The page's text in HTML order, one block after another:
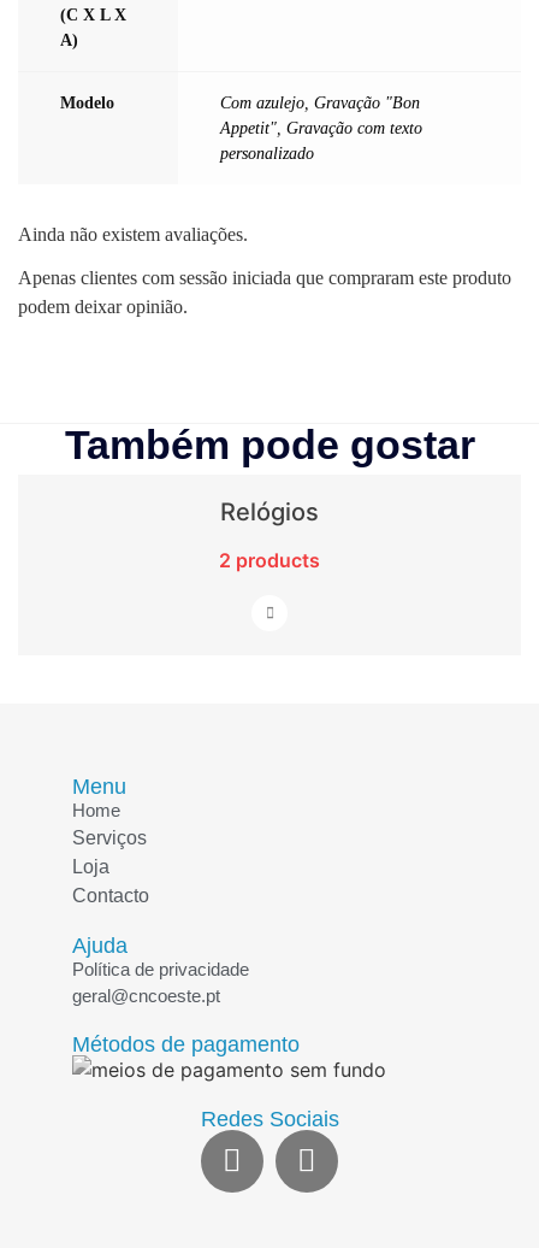
(C X L X
A)
Modelo Com azulejo Gravação "Bon
Appetit" Gravação com texto
personalizado
Ainda não existem avaliações.
Apenas clientes com sessão iniciada que compraram este produto
podem deixar opinião.
Também pode gostar
Relógios
2 products
Menu
Home
Serviços
Loja
Contacto
Ajuda
Política de privacidade
geral@cncoeste.pt
Métodos de pagamento
Redes Sociais